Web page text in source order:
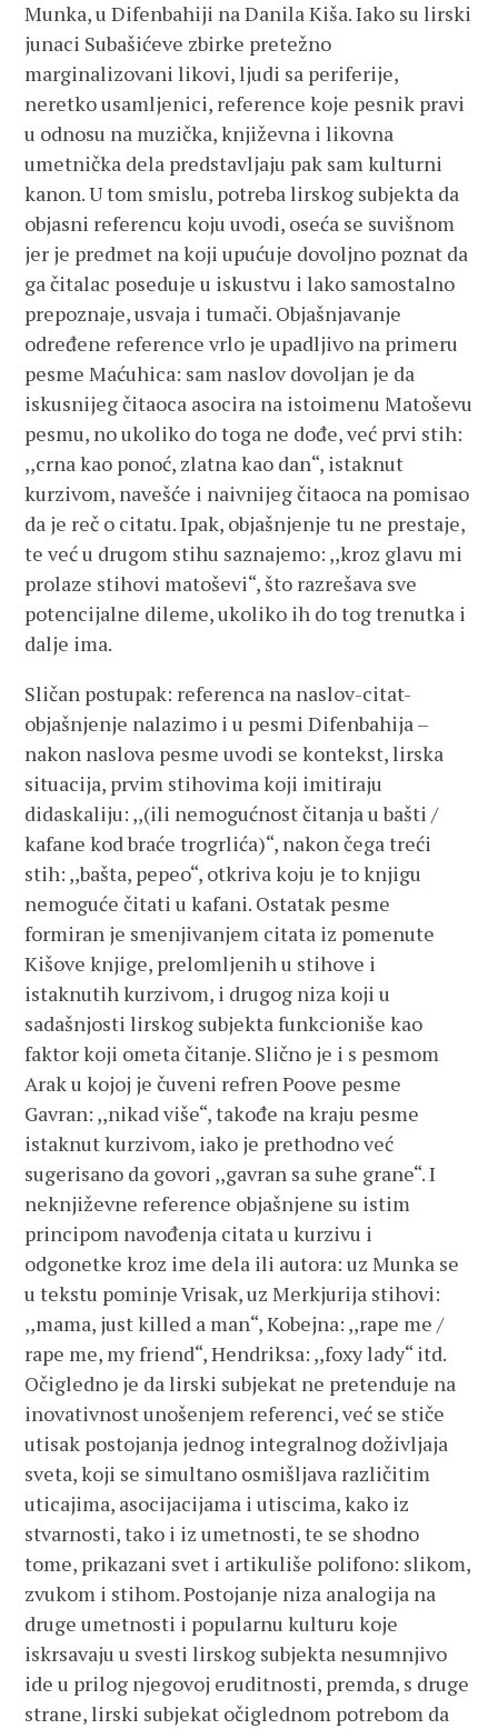
Munka, u Difenbahiji na Danila Kiša. Iako su lirski
junaci Subašićeve zbirke pretežno
marginalizovani likovi, ljudi sa periferije,
neretko usamljenici, reference koje pesnik pravi
u odnosu na muzička, književna i likovna
umetnička dela predstavljaju pak sam kulturni
kanon. U tom smislu, potreba lirskog subjekta da
objasni referencu koju uvodi, oseća se suvišnom
jer je predmet na koji upućuje dovoljno poznat da
ga čitalac poseduje u iskustvu i lako samostalno
prepoznaje, usvaja i tumači. Objašnjavanje
određene reference vrlo je upadljivo na primeru
pesme Maćuhica: sam naslov dovoljan je da
iskusnijeg čitaoca asocira na istoimenu Matoševu
pesmu, no ukoliko do toga ne dođe, već prvi stih:
,,crna kao ponoć, zlatna kao dan“, istaknut
kurzivom, navešće i naivnijeg čitaoca na pomisao
da je reč o citatu. Ipak, objašnjenje tu ne prestaje,
te već u drugom stihu saznajemo: ,,kroz glavu mi
prolaze stihovi matoševi“, što razrešava sve
potencijalne dileme, ukoliko ih do tog trenutka i
dalje ima.
Sličan postupak: referenca na naslov-citat-
objašnjenje nalazimo i u pesmi Difenbahija –
nakon naslova pesme uvodi se kontekst, lirska
situacija, prvim stihovima koji imitiraju
didaskaliju: ,,(ili nemogućnost čitanja u bašti /
kafane kod braće trogrlića)“, nakon čega treći
stih: ,,bašta, pepeo“, otkriva koju je to knjigu
nemoguće čitati u kafani. Ostatak pesme
formiran je smenjivanjem citata iz pomenute
Kišove knjige, prelomljenih u stihove i
istaknutih kurzivom, i drugog niza koji u
sadašnjosti lirskog subjekta funkcioniše kao
faktor koji ometa čitanje. Slično je i s pesmom
Arak u kojoj je čuveni refren Poove pesme
Gavran: ,,nikad više“, takođe na kraju pesme
istaknut kurzivom, iako je prethodno već
sugerisano da govori ,,gavran sa suhe grane“. I
neknjiževne reference objašnjene su istim
principom navođenja citata u kurzivu i
odgonetke kroz ime dela ili autora: uz Munka se
u tekstu pominje Vrisak, uz Merkjurija stihovi:
,,mama, just killed a man“, Kobejna: ,,rape me /
rape me, my friend“, Hendriksa: ,,foxy lady“ itd.
Očigledno je da lirski subjekat ne pretenduje na
inovativnost unošenjem referenci, već se stiče
utisak postojanja jednog integralnog doživljaja
sveta, koji se simultano osmišljava različitim
uticajima, asocijacijama i utiscima, kako iz
stvarnosti, tako i iz umetnosti, te se shodno
tome, prikazani svet i artikuliše polifono: slikom,
zvukom i stihom. Postojanje niza analogija na
druge umetnosti i popularnu kulturu koje
iskrsavaju u svesti lirskog subjekta nesumnjivo
ide u prilog njegovoj eruditnosti, premda, s druge
strane, lirski subjekat očiglednom potrebom da